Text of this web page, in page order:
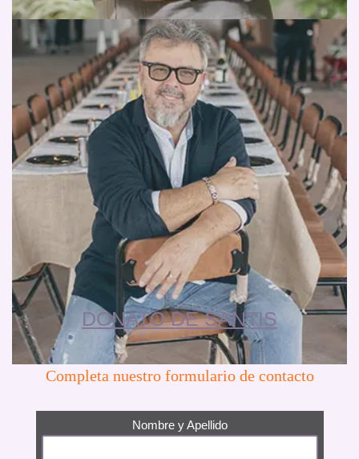
DONATO DE SANTIS
Completa nuestro formulario de contacto
Nombre y Apellido